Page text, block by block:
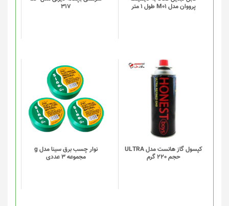
پرووان مدل M01 طول 1 متر
317
کپسول گاز هانست مدل ULTRA
حجم 220 گرم
نوار چسب برق سینا مدل g
مجموعه 3 عددی